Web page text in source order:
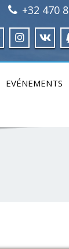
+32 470
EVÉNEMENTS